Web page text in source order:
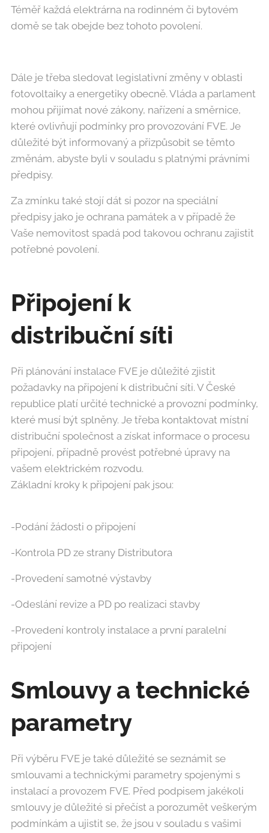
Téměř každá elektrárna na rodinném či bytovém
domě se tak obejde bez tohoto povolení.
Dále je třeba sledovat legislativní změny v oblasti
fotovoltaiky a energetiky obecně. Vláda a parlament
mohou přijímat nové zákony, nařízení a směrnice,
které ovlivňují podmínky pro provozování FVE. Je
důležité být informovaný a přizpůsobit se těmto
změnám, abyste byli v souladu s platnými právními
předpisy.
Za zmínku také stojí dát si pozor na speciální
předpisy jako je ochrana památek a v případě že
Vaše nemovitost spadá pod takovou ochranu zajistit
potřebné povolení.
Připojení k
distribuční síti
Při plánování instalace FVE je důležité zjistit
požadavky na připojení k distribuční síti. V České
republice platí určité technické a provozní podmínky,
které musí být splněny. Je třeba kontaktovat místní
distribuční společnost a získat informace o procesu
připojení, případně provést potřebné úpravy na
vašem elektrickém rozvodu.
Základní kroky k připojení pak jsou:
-Podání žádosti o připojení
-Kontrola PD ze strany Distributora
-Provedení samotné výstavby
-Odeslání revize a PD po realizaci stavby
-Provedení kontroly instalace a první paralelní
připojení
Smlouvy a technické
parametry
Při výběru FVE je také důležité se seznámit se
smlouvami a technickými parametry spojenými s
instalací a provozem FVE. Před podpisem jakékoli
smlouvy je důležité si přečíst a porozumět veškerým
podmínkám a ujistit se, že jsou v souladu s vašimi